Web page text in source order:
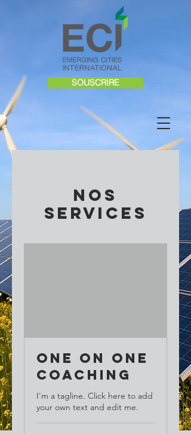
SOUSCRIRE
Nos
services
One On One
Coaching
I'm a tagline. Click here to add
your own text and edit me.